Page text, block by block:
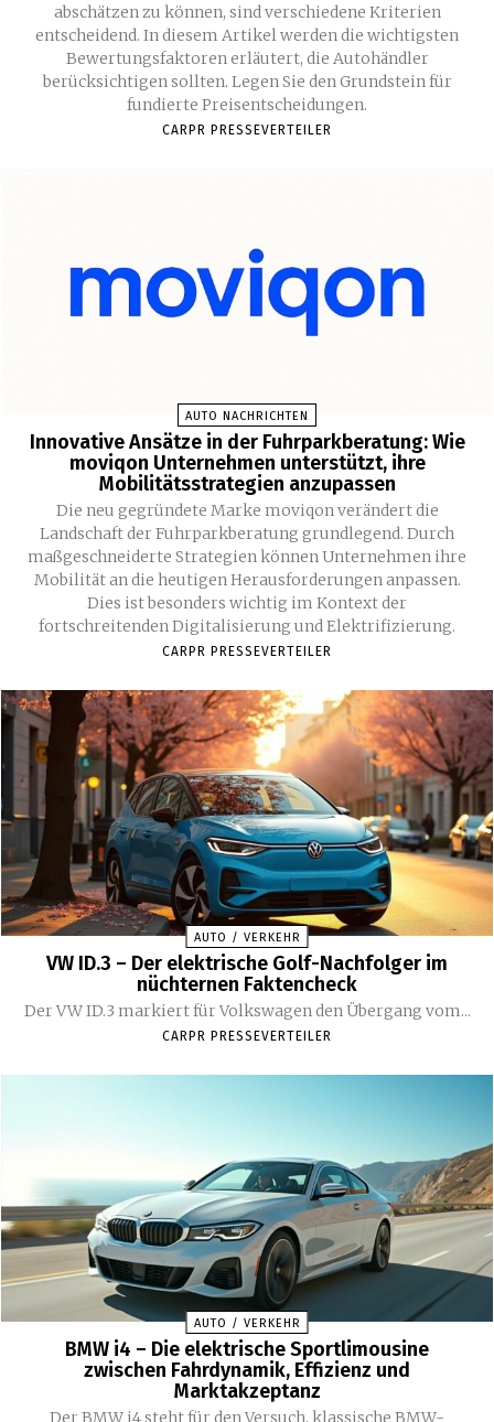
abschätzen zu können, sind verschiedene Kriterien
entscheidend. In diesem Artikel werden die wichtigsten
Bewertungsfaktoren erläutert, die Autohändler
berücksichtigen sollten. Legen Sie den Grundstein für
fundierte Preisentscheidungen.
CARPR PRESSEVERTEILER
AUTO NACHRICHTEN
Innovative Ansätze in der Fuhrparkberatung: Wie
moviqon Unternehmen unterstützt, ihre
Mobilitätsstrategien anzupassen
Die neu gegründete Marke moviqon verändert die
Landschaft der Fuhrparkberatung grundlegend. Durch
maßgeschneiderte Strategien können Unternehmen ihre
Mobilität an die heutigen Herausforderungen anpassen.
Dies ist besonders wichtig im Kontext der
fortschreitenden Digitalisierung und Elektrifizierung.
CARPR PRESSEVERTEILER
AUTO / VERKEHR
VW ID.3 – Der elektrische Golf-Nachfolger im
nüchternen Faktencheck
Der VW ID.3 markiert für Volkswagen den Übergang vom...
CARPR PRESSEVERTEILER
AUTO / VERKEHR
BMW i4 – Die elektrische Sportlimousine
zwischen Fahrdynamik, Effizienz und
Marktakzeptanz
Der BMW i4 steht für den Versuch, klassische BMW-